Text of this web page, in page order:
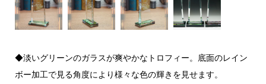
◆淡いグリーンのガラスが爽やかなトロフィー。底面のレイン
ボー加工で見る角度により様々な色の輝きを見せます。